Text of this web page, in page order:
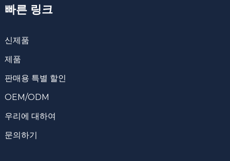
빠른 링크
신제품
제품
판매용 특별 할인
OEM/ODM
우리에 대하여
문의하기